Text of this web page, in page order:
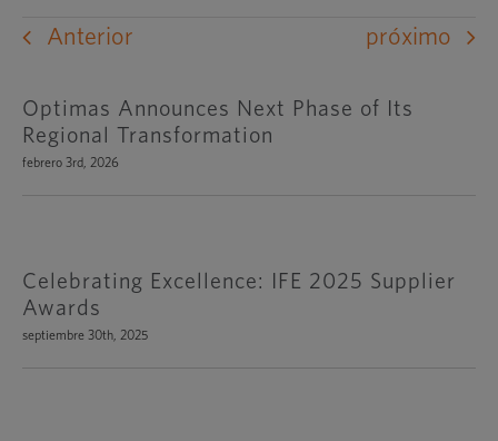
Anterior próximo
Optimas Announces Next Phase of Its
Regional Transformation
febrero 3rd, 2026
Celebrating Excellence: IFE 2025 Supplier
Awards
septiembre 30th, 2025